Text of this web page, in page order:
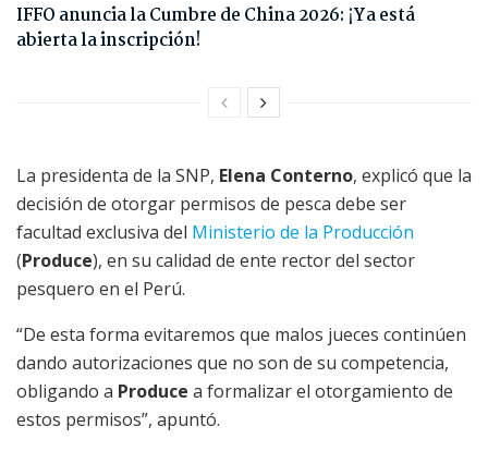
IFFO anuncia la Cumbre de China 2026: ¡Ya está
abierta la inscripción!
La presidenta de la SNP, Elena Conterno, explicó que la
decisión de otorgar permisos de pesca debe ser
facultad exclusiva del Ministerio de la Producción
(Produce), en su calidad de ente rector del sector
pesquero en el Perú.
“De esta forma evitaremos que malos jueces continúen
dando autorizaciones que no son de su competencia,
obligando a Produce a formalizar el otorgamiento de
estos permisos”, apuntó.